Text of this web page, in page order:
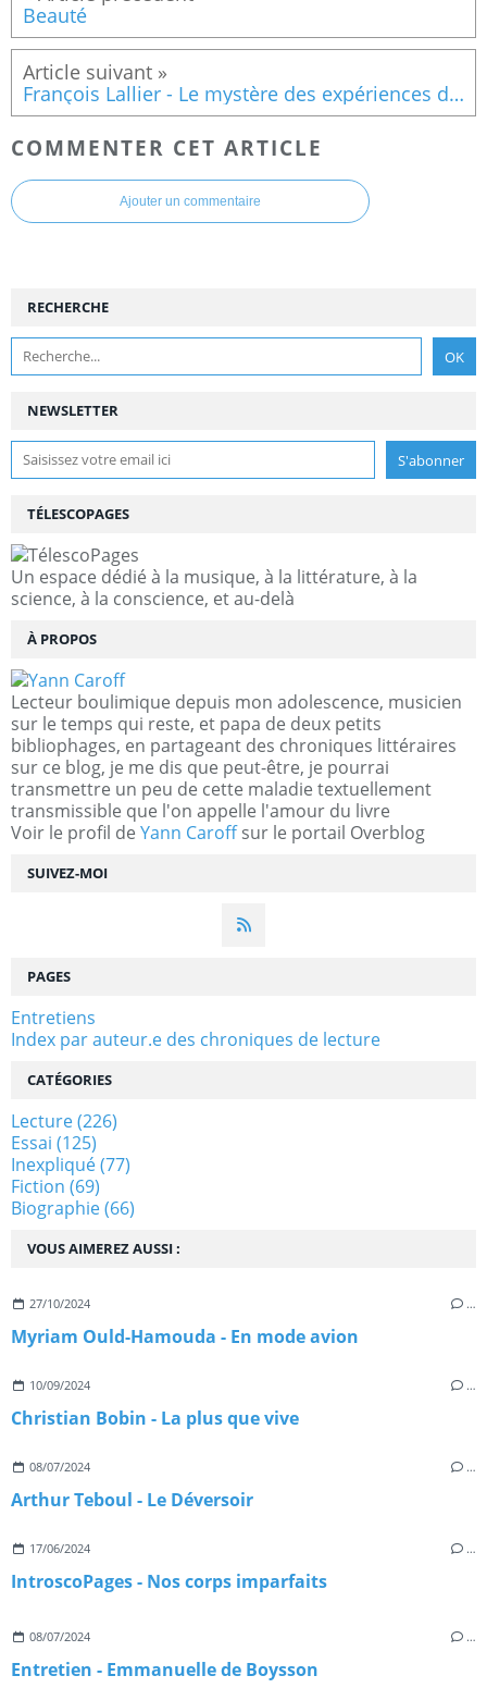
Beauté
François Lallier - Le mystère des expériences de mort imminente
COMMENTER CET ARTICLE
Ajouter un commentaire
NEWSLETTER
SUIVEZ-MOI
RECHERCHE
TÉLESCOPAGES
Un espace dédié à la musique, à la littérature, à la
science, à la conscience, et au-delà
À PROPOS
Lecteur boulimique depuis mon adolescence, musicien
sur le temps qui reste, et papa de deux petits
bibliophages, en partageant des chroniques littéraires
sur ce blog, je me dis que peut-être, je pourrai
transmettre un peu de cette maladie textuellement
transmissible que l'on appelle l'amour du livre
Voir le profil de Yann Caroffsur le portail Overblog
VOUS AIMEREZ AUSSI :
27/10/2024 …
Myriam Ould-Hamouda - En mode avion
10/09/2024 …
Christian Bobin - La plus que vive
08/07/2024 …
Arthur Teboul - Le Déversoir
17/06/2024 …
IntroscoPages - Nos corps imparfaits
08/07/2024 …
Entretien - Emmanuelle de Boysson
PAGES
Entretiens
Index par auteur.e des chroniques de lecture
CATÉGORIES
Lecture(226)
Essai (125)
Inexpliqué(77)
Fiction (69)
Biographie(66)